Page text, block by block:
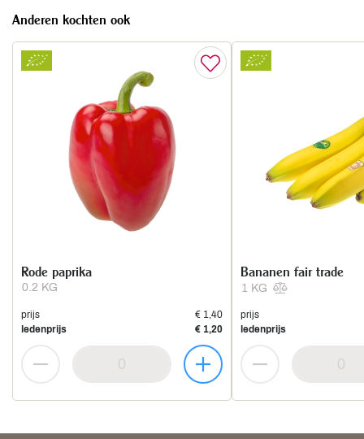
Anderen kochten ook
0.2 KG
Rode paprika
prijs
€ 1,40
ledenprijs
€ 1,20
1 KG
Bananen fair trade
prijs
ledenprijs